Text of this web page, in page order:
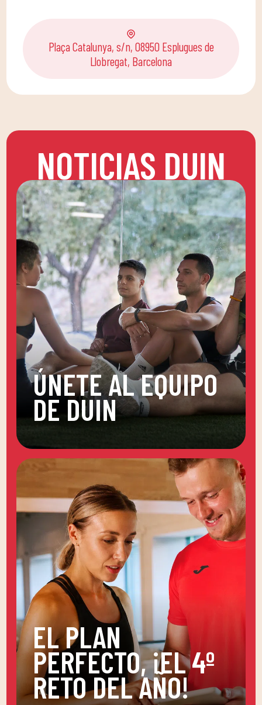
Plaça Catalunya, s/n, 08950 Esplugues de
Llobregat, Barcelona
NOTICIAS DUIN
ÚNETE AL EQUIPO
DE DUIN
EL PLAN
PERFECTO, ¡EL 4º
RETO DEL AÑO!